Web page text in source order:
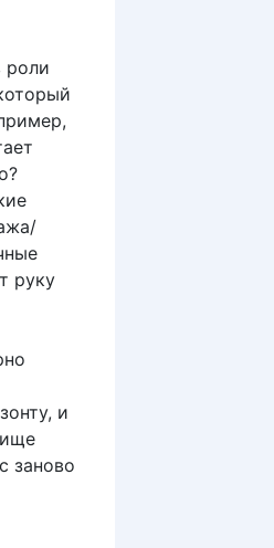
роли
руку
и
заново